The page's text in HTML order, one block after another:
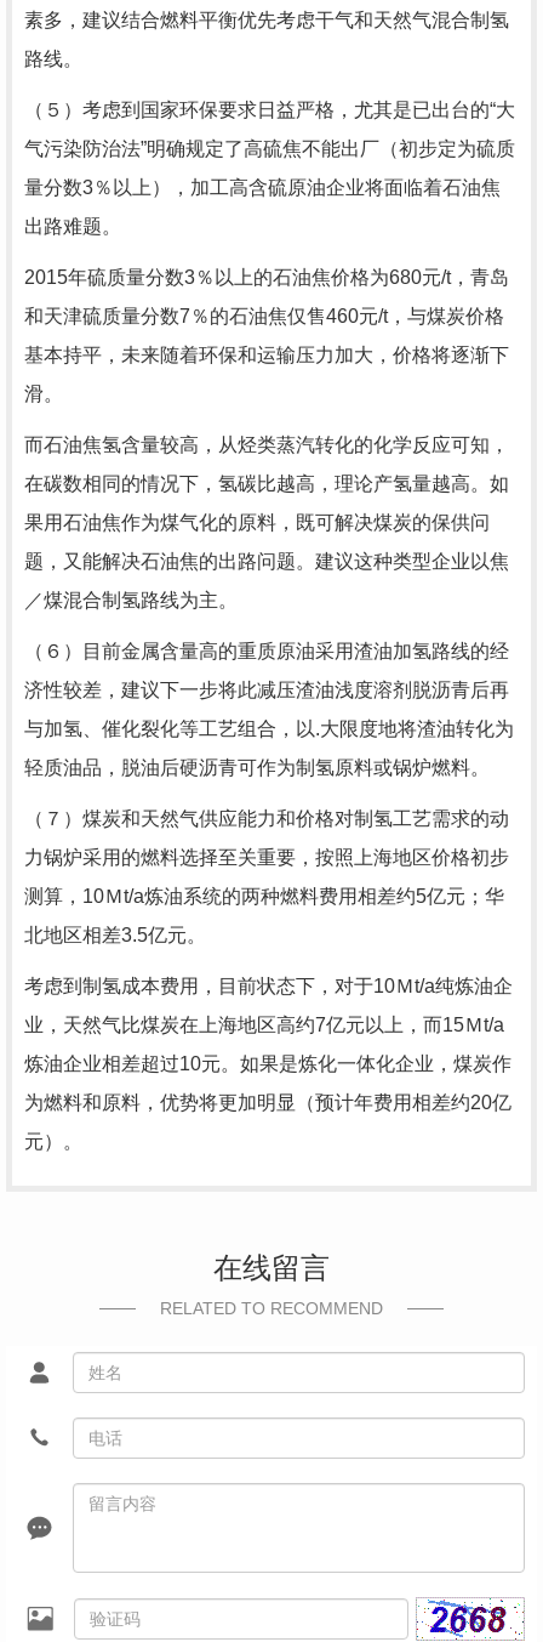
素多，建议结合燃料平衡优先考虑干气和天然气混合制氢
路线。
（５）考虑到国家环保要求日益严格，尤其是已出台的“大
气污染防治法”明确规定了高硫焦不能出厂（初步定为硫质
量分数3％以上），加工高含硫原油企业将面临着石油焦
出路难题。
2015年硫质量分数3％以上的石油焦价格为680元/t，青岛
和天津硫质量分数7％的石油焦仅售460元/t，与煤炭价格
基本持平，未来随着环保和运输压力加大，价格将逐渐下
滑。
而石油焦氢含量较高，从烃类蒸汽转化的化学反应可知，
在碳数相同的情况下，氢碳比越高，理论产氢量越高。如
果用石油焦作为煤气化的原料，既可解决煤炭的保供问
题，又能解决石油焦的出路问题。建议这种类型企业以焦
／煤混合制氢路线为主。
（６）目前金属含量高的重质原油采用渣油加氢路线的经
济性较差，建议下一步将此减压渣油浅度溶剂脱沥青后再
与加氢、催化裂化等工艺组合，以.大限度地将渣油转化为
轻质油品，脱油后硬沥青可作为制氢原料或锅炉燃料。
（７）煤炭和天然气供应能力和价格对制氢工艺需求的动
力锅炉采用的燃料选择至关重要，按照上海地区价格初步
测算，10Ｍt/a炼油系统的两种燃料费用相差约5亿元；华
北地区相差3.5亿元。
考虑到制氢成本费用，目前状态下，对于10Ｍt/a纯炼油企
业，天然气比煤炭在上海地区高约7亿元以上，而15Ｍt/a
炼油企业相差超过10元。如果是炼化一体化企业，煤炭作
为燃料和原料，优势将更加明显（预计年费用相差约20亿
元）。
在线留言
RELATED TO RECOMMEND